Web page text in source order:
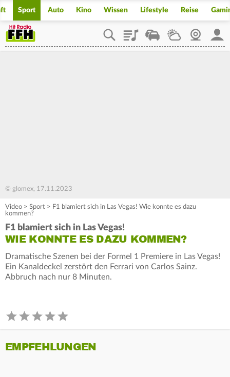
Sport Auto Kino Wissen Lifestyle Reise
PlaylistStaupilotWetterWebcam
© glomex, 17.11.2023
Video > Sport > F1 blamiert sich in Las Vegas! Wie konnte es dazu
kommen?
F1 blamiert sich in Las Vegas!
WIE KONNTE ES DAZU KOMMEN?
Dramatische Szenen bei der Formel 1 Premiere in Las Vegas!
Ein Kanaldeckel zerstört den Ferrari von Carlos Sainz.
Abbruch nach nur 8 Minuten.
EMPFEHLUNGEN